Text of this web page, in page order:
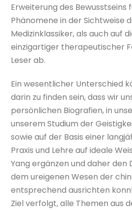
Erweiterung des Bewusstseins
Phänomene in der Sichtweise
Medizinklassiker, als auch auf
einzigartiger therapeutischer
Leser ab.
Ein wesentlicher Unterschied
darin zu finden sein, dass wir
persönlichen Biografien, in
unserem Studium der
sowie auf der Basis einer
Praxis und Lehre auf ideale
Yang ergänzen und daher den
dem ureigenen Wesen der
entsprechend ausrichten
Ziel verfolgt, alle Themen aus